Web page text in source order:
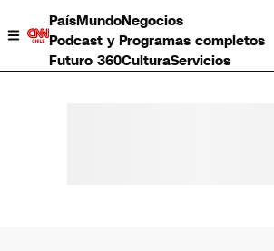
PaísMundoNegocios
Podcast y Programas completos
Futuro 360CulturaServicios